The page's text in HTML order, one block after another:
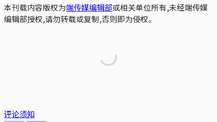
本刊载内容版权为端传媒编辑部或相关单位所有,未经端传媒
编辑部授权,请勿转载或复制,否则即为侵权。
评论须知